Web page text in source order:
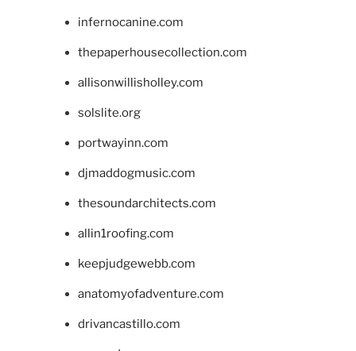
infernocanine.com
thepaperhousecollection.com
allisonwillisholley.com
solslite.org
portwayinn.com
djmaddogmusic.com
thesoundarchitects.com
allin1roofing.com
keepjudgewebb.com
anatomyofadventure.com
drivancastillo.com